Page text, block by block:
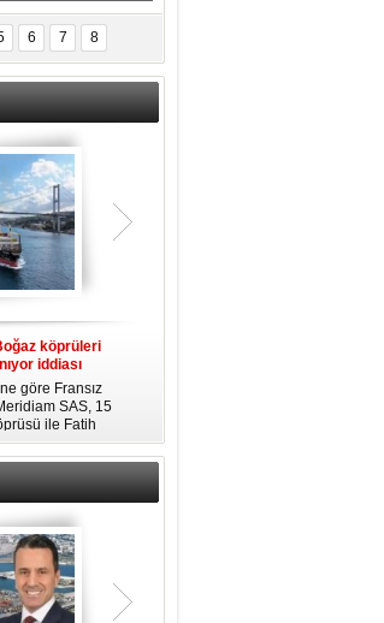
Milas’taki yangın
yeniden termik
santrallere doğru
ilerliyor
6 7 8
köprüleri
iddiası
göre Fransız
SAS, 15
ile Fatih
ihaleyle
zamanda kendi yat limanı, helikopter
pisti ve seçkin villaları da içeren koca